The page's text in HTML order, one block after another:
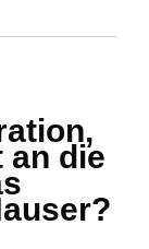
an die